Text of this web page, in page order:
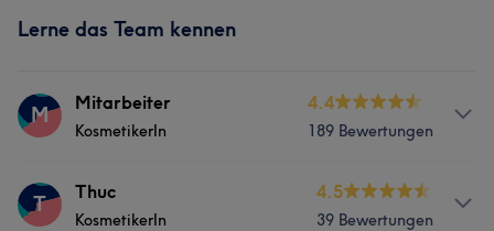
Lerne das Team kennen
M Mitarbeiter
KosmetikerIn
4.4
189 Bewertungen
Services
T Thuc
KosmetikerIn
4.5
39 Bewertungen